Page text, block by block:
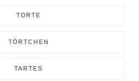
TORTE
TÖRTCHEN
TARTES